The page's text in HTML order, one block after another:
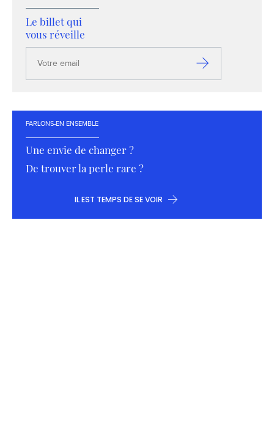
Le billet qui
vous réveille
email
S’inscrire
PARLONS-EN ENSEMBLE
Une envie de changer ?
De trouver la perle rare ?
IL EST TEMPS DE SE VOIR